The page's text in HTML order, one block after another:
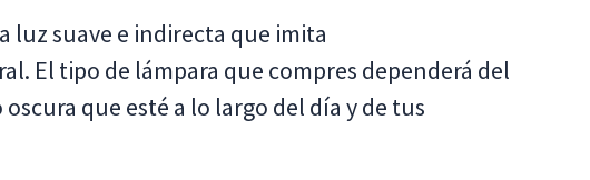
luz suave e indirecta que imita
El tipo de lámpara que compres dependerá del
que esté a lo largo del día y de tus